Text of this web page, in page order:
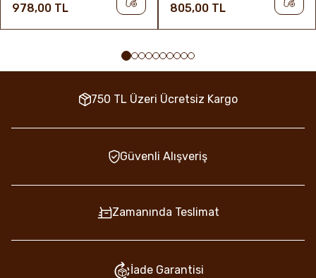
978,00 TL 805,00 TL
750 TL Üzeri Ücretsiz Kargo
Güvenli Alışveriş
Zamanında Teslimat
İade Garantisi